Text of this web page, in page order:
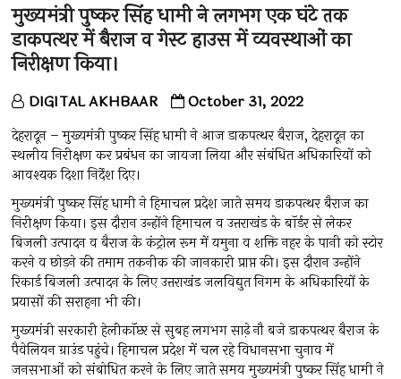
मुख्यमंत्री पुष्कर सिंह धामी ने लगभग एक घंटे तक
डाकपत्थर में बैराज व गेस्ट हाउस में व्यवस्थाओं का
निरीक्षण किया।
DIGITAL AKHBAAR October 31, 2022
देहरादून – मुख्यमंत्री पुष्कर सिंह धामी ने आज डाकपत्थर बैराज, देहरादून का
स्थलीय निरीक्षण कर प्रबंधन का जायजा लिया और संबंधित अधिकारियों को
आवश्यक दिशा निर्देश दिए।
मुख्यमंत्री पुष्कर सिंह धामी ने हिमाचल प्रदेश जाते समय डाकपत्थर बैराज का
निरीक्षण किया। इस दौरान उन्होंने हिमाचल व उत्तराखंड के बॉर्डर से लेकर
बिजली उत्पादन व बैराज के कंट्रोल रूम में यमुना व शक्ति नहर के पानी को स्टोर
करने व छोड़ने की तमाम तकनीक की जानकारी प्राप्त की। इस दौरान उन्होंने
रिकार्ड बिजली उत्पादन के लिए उत्तराखंड जलविद्युत निगम के अधिकारियों के
प्रयासों की सराहना भी की।
मुख्यमंत्री सरकारी हेलीकाॅप्टर से सुबह लगभग साढे़ नौ बजे डाकपत्थर बैराज के
पैवेलियन ग्राउंड पहुंचे। हिमाचल प्रदेश में चल रहे विधानसभा चुनाव में
जनसभाओं को संबोधित करने के लिए जाते समय मुख्यमंत्री पुष्कर सिंह धामी ने